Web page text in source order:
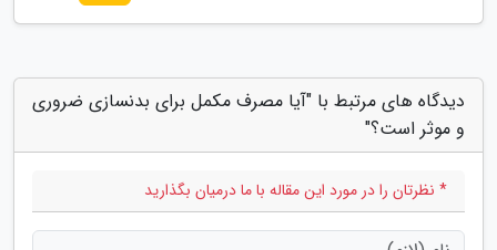
دیدگاه های مرتبط با "آیا مصرف مکمل برای بدنسازی ضروری
و موثر است؟"
* نظرتان را در مورد این مقاله با ما درمیان بگذارید